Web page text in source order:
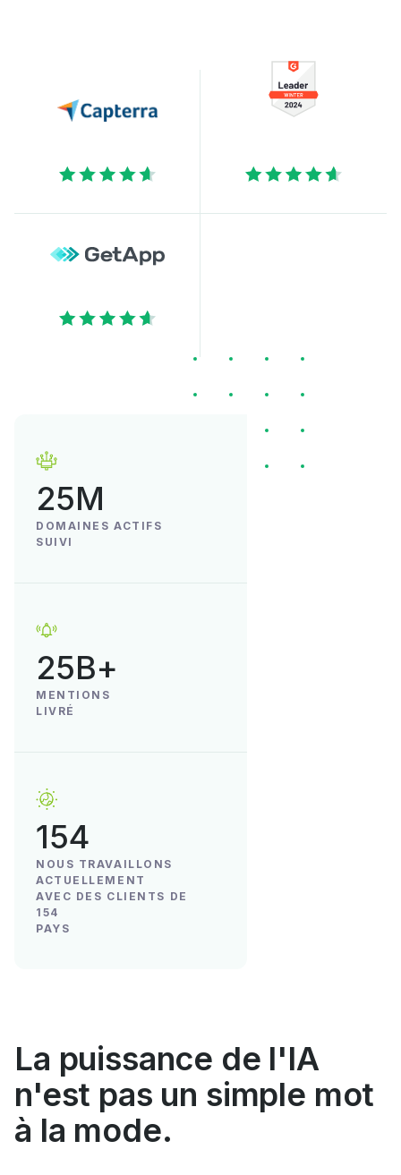
25M
DOMAINES ACTIFS
SUIVI
25B+
MENTIONS
LIVRÉ
154
NOUS TRAVAILLONS
ACTUELLEMENT
AVEC DES CLIENTS DE
154
PAYS
La puissance de l'IA
n'est pas un simple mot
à la mode.